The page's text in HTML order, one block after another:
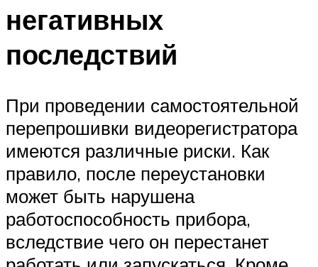
негативных
последствий
При проведении самостоятельной
перепрошивки видеорегистратора
имеются различные риски. Как
правило, после переустановки
может быть нарушена
работоспособность прибора,
вследствие чего он перестанет